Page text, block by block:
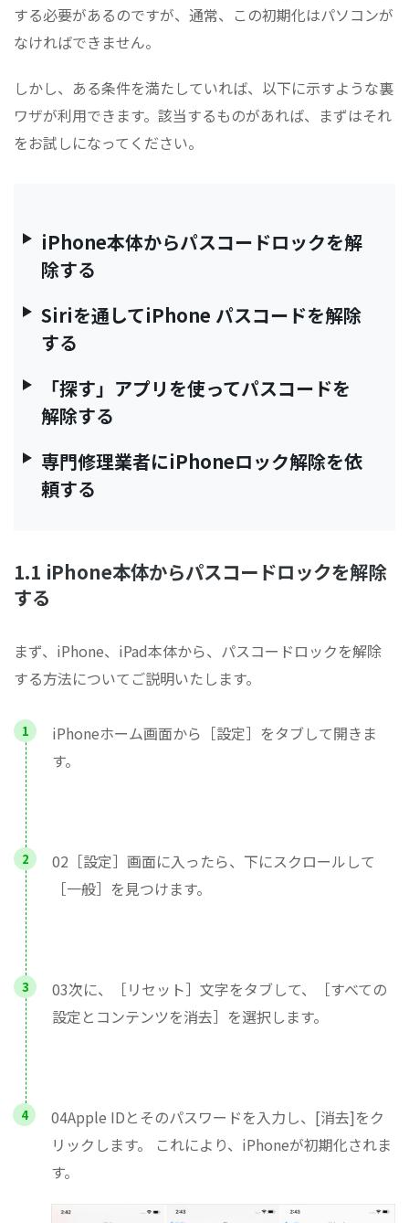
する必要があるのですが、通常、この初期化はパソコンが
なければできません。
しかし、ある条件を満たしていれば、以下に示すような裏
ワザが利用できます。該当するものがあれば、まずはそれ
をお試しになってください。
iPhone本体からパスコードロックを解
除する
Siriを通してiPhone パスコードを解除
する
「探す」アプリを使ってパスコードを
解除する
専門修理業者にiPhoneロック解除を依
頼する
1.1 iPhone本体からパスコードロックを解除
する
まず、iPhone、iPad本体から、パスコードロックを解除
する方法についてご説明いたします。
iPhoneホーム画面から［設定］をタブして開きま
す。
02 ［設定］画面に入ったら、下にスクロールして
［一般］を見つけます。
03次に、［リセット］文字をタブして、［すべての
設定とコンテンツを消去］を選択します。
04Apple IDとそのパスワードを入力し、[消去]をク
リックします。 これにより、iPhoneが初期化されま
す。